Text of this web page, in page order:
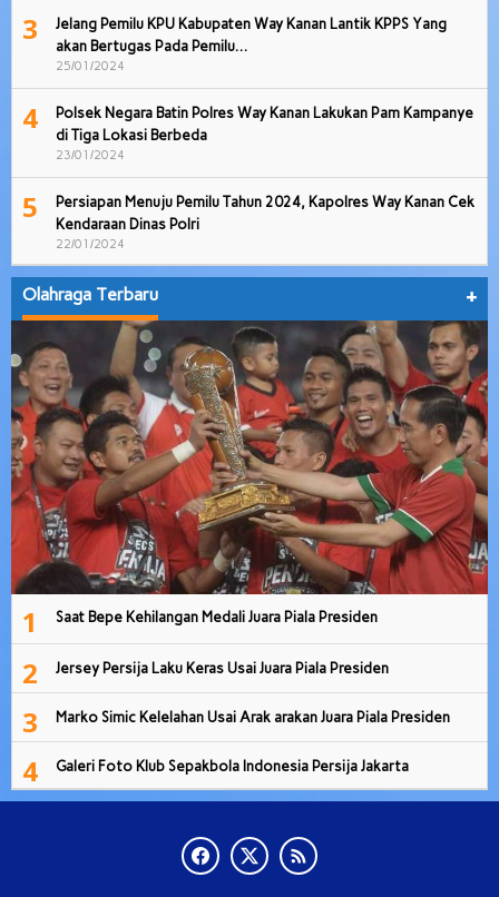
3
Jelang Pemilu KPU Kabupaten Way Kanan Lantik KPPS Yang
akan Bertugas Pada Pemilu…
25/01/2024
4
Polsek Negara Batin Polres Way Kanan Lakukan Pam Kampanye
di Tiga Lokasi Berbeda
23/01/2024
5
Persiapan Menuju Pemilu Tahun 2024, Kapolres Way Kanan Cek
Kendaraan Dinas Polri
22/01/2024
Olahraga Terbaru +
1 Saat Bepe Kehilangan Medali Juara Piala Presiden
2 Jersey Persija Laku Keras Usai Juara Piala Presiden
3 Marko Simic Kelelahan Usai Arak arakan Juara Piala Presiden
4 Galeri Foto Klub Sepakbola Indonesia Persija Jakarta